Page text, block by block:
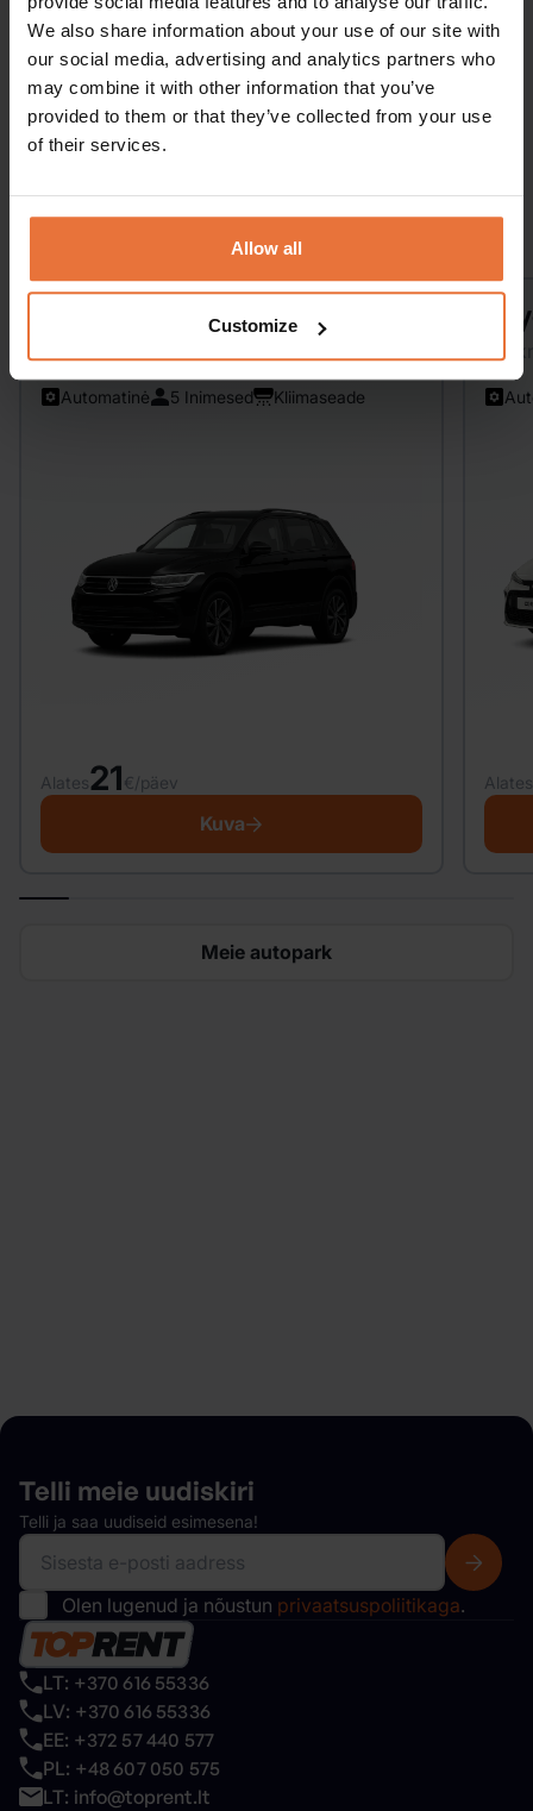
We also share information about your use of our site with
our social media, advertising and analytics partners who
may combine it with other information that you’ve
provided to them or that they’ve collected from your use
of their services.
Allow all
Customize
Otsi
Sarnased autod
Volkswagen Tiguan
Automatinė 5 Inimesed Kliimaseade
Alates21€/päev
Kuva
Alates
Meie autopark
LT: +370 616 55336
LV: +370 616 55336
EE: +372 57 440 577
PL: +48 607 050 575
LT: info@toprent.lt
Telli meie uudiskiri
Telli ja saa uudiseid esimesena!
Olen lugenud ja nõustun privaatsuspoliitikaga.